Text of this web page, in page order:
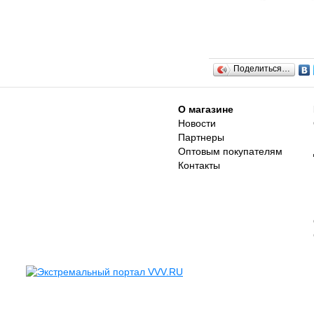
Поделиться…
О магазине
Новости
Партнеры
Оптовым покупателям
Контакты